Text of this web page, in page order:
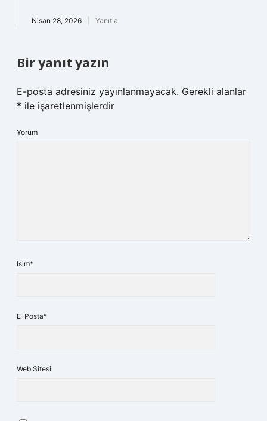
Nisan 28, 2026 Yanıtla
Bir yanıt yazın
E-posta adresiniz yayınlanmayacak. Gerekli alanlar
* ile işaretlenmişlerdir
Yorum
İsim*
E-Posta*
Web Sitesi